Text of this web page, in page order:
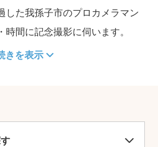
した我孫子市のプロカメラマン
時間に記念撮影に伺います。
きを表示